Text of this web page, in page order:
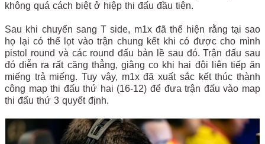
không quá cách biệt ở hiệp thi đấu đầu tiên.
Sau khi chuyển sang T side, m1x đã thể hiện rằng tại sao
họ lại có thể lọt vào trận chung kết khi có được cho mình
pistol round và các round đấu bản lề sau đó. Trận đấu sau
đó diễn ra rất căng thẳng, giằng co khi hai đội liên tiếp ăn
miếng trả miếng. Tuy vậy, m1x đã xuất sắc kết thúc thành
công map thi đấu thứ hai (16-12) để đưa trận đấu vào map
thi đấu thứ 3 quyết định.